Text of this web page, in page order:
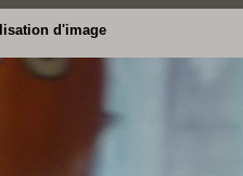
d'image